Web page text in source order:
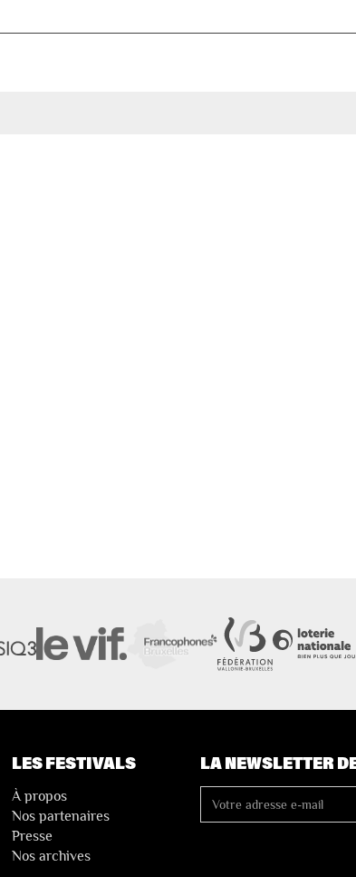
LES FESTIVALS
À propos
Nos partenaires
Presse
Nos archives
LA NEWSLETTER